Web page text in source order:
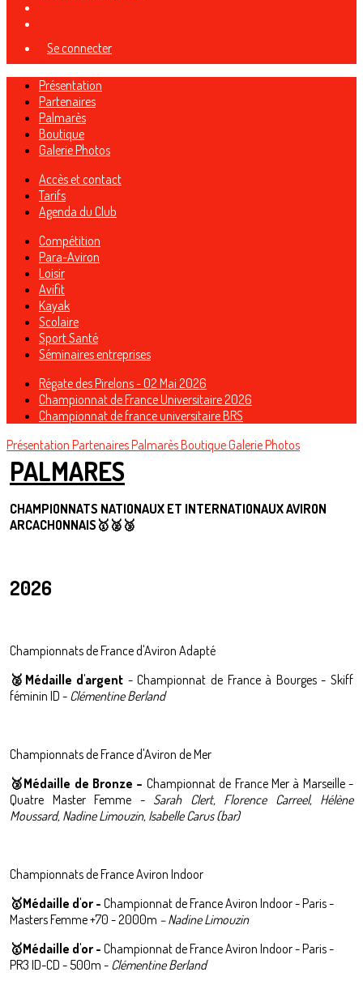
Se connecter
Présentation
Partenaires
Palmarès
Boutique
Galerie Photos
Accès et contact
Tarifs
Agenda du Club
Compétition
Para-Aviron
Loisir
Avifit
Kayak
Scolaire
Sport Santé
Séminaires entreprises
Régate des Pirelons - 02 Mai 2026
Championnat de France Universitaire 2026
Championnat de france universitaire BRS
Présentation PartenairesPalmarèsBoutiqueGalerie Photos
PALMARES
CHAMPIONNATS NATIONAUX ET INTERNATIONAUX AVIRON
ARCACHONNAIS 🥇🥈🥉
2026
Championnats de France d'Aviron Adapté
🥈 Médaille d'argent -Championnat de France à Bourges - Skiff
féminin ID - Clémentine Berland
Championnats de France d'Aviron de Mer
🥉Médaille de Bronze – Championnat de France Mer à Marseille -
Quatre Master Femme - Sarah Clert, Florence Carreel, Hélène
Moussard, Nadine Limouzin, Isabelle Carus (bar)
Championnats de France Aviron Indoor
🥇Médaille d'or - Championnat de France Aviron Indoor - Paris -
Masters Femme +70 - 2000m – Nadine Limouzin
🥇Médaille d'or - Championnat de France Aviron Indoor - Paris -
PR3 ID-CD - 500m - Clémentine Berland